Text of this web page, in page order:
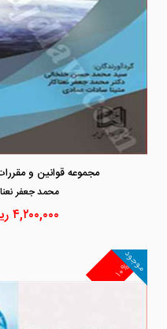
مجموعه قوانین و
محمد جعفر نعنا
۴,۲۰۰,۰۰۰
۱۰%
موجود